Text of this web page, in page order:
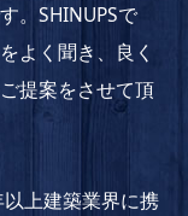
。SHINUPSで
よく聞き、良く
提案をさせて頂
上建築業界に携